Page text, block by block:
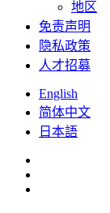
地区
免责声明
隐私政策
人才招募
English
简体中文
日本語